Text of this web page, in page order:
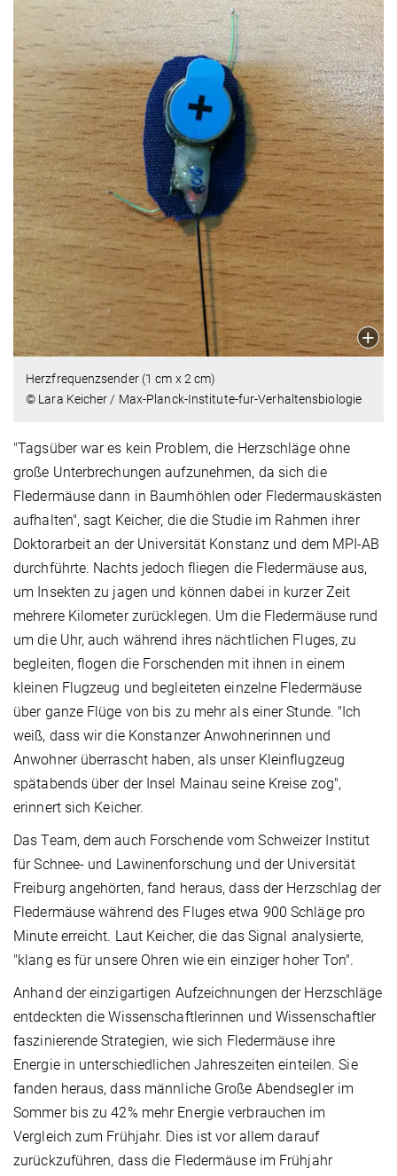
Herzfrequenzsender (1 cm x 2 cm)
© Lara Keicher / Max-Planck-Institute-fur-Verhaltensbiologie
"Tagsüber war es kein Problem, die Herzschläge ohne
große Unterbrechungen aufzunehmen, da sich die
Fledermäuse dann in Baumhöhlen oder Fledermauskästen
aufhalten", sagt Keicher, die die Studie im Rahmen ihrer
Doktorarbeit an der Universität Konstanz und dem MPI-AB
durchführte. Nachts jedoch fliegen die Fledermäuse aus,
um Insekten zu jagen und können dabei in kurzer Zeit
mehrere Kilometer zurücklegen. Um die Fledermäuse rund
um die Uhr, auch während ihres nächtlichen Fluges, zu
begleiten, flogen die Forschenden mit ihnen in einem
kleinen Flugzeug und begleiteten einzelne Fledermäuse
über ganze Flüge von bis zu mehr als einer Stunde. "Ich
weiß, dass wir die Konstanzer Anwohnerinnen und
Anwohner überrascht haben, als unser Kleinflugzeug
spätabends über der Insel Mainau seine Kreise zog",
erinnert sich Keicher.
Das Team, dem auch Forschende vom Schweizer Institut
für Schnee- und Lawinenforschung und der Universität
Freiburg angehörten, fand heraus, dass der Herzschlag der
Fledermäuse während des Fluges etwa 900 Schläge pro
Minute erreicht. Laut Keicher, die das Signal analysierte,
"klang es für unsere Ohren wie ein einziger hoher Ton".
Anhand der einzigartigen Aufzeichnungen der Herzschläge
entdeckten die Wissenschaftlerinnen und Wissenschaftler
faszinierende Strategien, wie sich Fledermäuse ihre
Energie in unterschiedlichen Jahreszeiten einteilen. Sie
fanden heraus, dass männliche Große Abendsegler im
Sommer bis zu 42% mehr Energie verbrauchen im
Vergleich zum Frühjahr. Dies ist vor allem darauf
zurückzuführen, dass die Fledermäuse im Frühjahr